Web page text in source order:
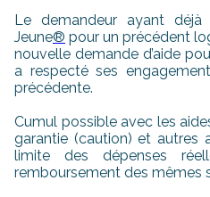
Le demandeur ayant
Jeune® pour un précédent
nouvelle demande d’aide
a respecté ses
précédente.
Cumul possible avec les
garantie (caution) et autres
limite des dépenses
remboursement des mêmes